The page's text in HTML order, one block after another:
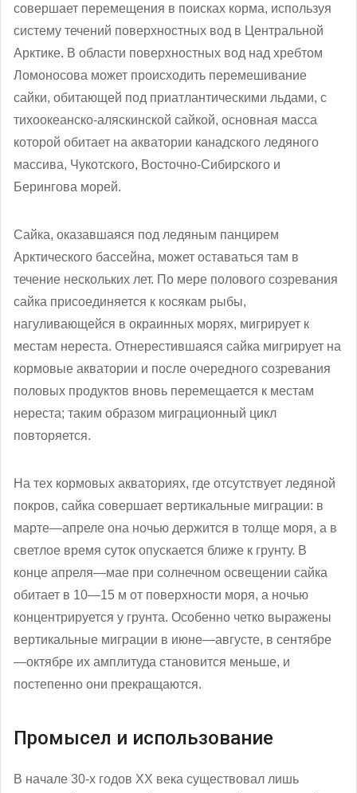
совершает перемещения в поисках корма, используя
систему течений поверхностных вод в Центральной
Арктике. В области поверхностных вод над хребтом
Ломоносова может происходить перемешивание
сайки, обитающей под приатлантическими льдами, с
тихоокеанско-аляскинской сайкой, основная масса
которой обитает на акватории канадского ледяного
массива, Чукотского, Восточно-Сибирского и
Берингова морей.
Сайка, оказавшаяся под ледяным панцирем
Арктического бассейна, может оставаться там в
течение нескольких лет. По мере полового созревания
сайка присоединяется к косякам рыбы,
нагуливающейся в окраинных морях, мигрирует к
местам нереста. Отнерестившаяся сайка мигрирует на
кормовые акватории и после очередного созревания
половых продуктов вновь перемещается к местам
нереста; таким образом миграционный цикл
повторяется.
На тех кормовых акваториях, где отсутствует ледяной
покров, сайка совершает вертикальные миграции: в
марте—апреле она ночью держится в толще моря, а в
светлое время суток опускается ближе к грунту. В
конце апреля—мае при солнечном освещении сайка
обитает в 10—15 м от поверхности моря, а ночью
концентрируется у грунта. Особенно четко выражены
вертикальные миграции в июне—августе, в сентябре
—октябре их амплитуда становится меньше, и
постепенно они прекращаются.
Промысел и использование
В начале 30-х годов XX века существовал лишь